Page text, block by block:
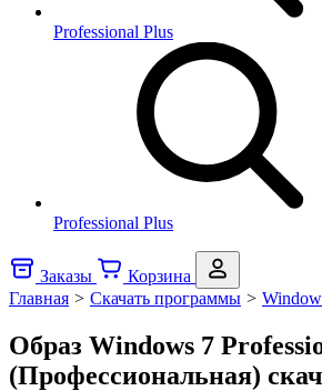
Professional Plus
Professional Plus
Заказы
Корзина
Главная > Скачать программы >
Образ Windows 7
(Профессиональная)